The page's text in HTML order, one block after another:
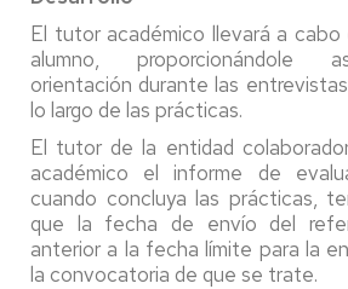
El tutor académico llevará a cabo
alumno, proporcionándole
orientación durante las
lo largo de las prácticas.
El tutor de la entidad
académico el informe de
cuando concluya las prácticas,
que la fecha de envío del
anterior a la fecha límite para la
la convocatoria de que se trate.